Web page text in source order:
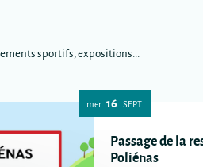
sportifs, expositions...
mer. 16 SEPT.
Passage de la
Poliénas